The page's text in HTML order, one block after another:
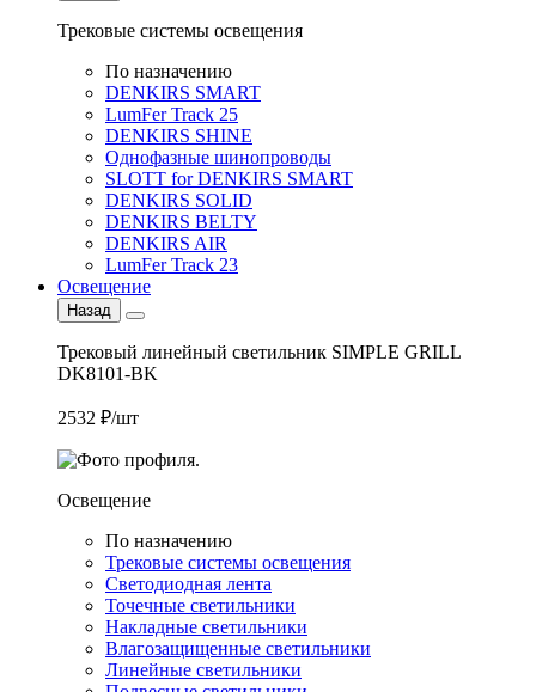
Трековые системы освещения
По назначению
DENKIRS SMART
LumFer Track 25
DENKIRS SHINE
Однофазные шинопроводы
SLOTT for DENKIRS SMART
DENKIRS SOLID
DENKIRS BELTY
DENKIRS AIR
LumFer Track 23
Освещение
Назад
Трековый линейный светильник SIMPLE GRILL
DK8101-BK
2532 ₽/шт
Освещение
По назначению
Трековые системы освещения
Светодиодная лента
Точечные светильники
Накладные светильники
Влагозащищенные светильники
Линейные светильники